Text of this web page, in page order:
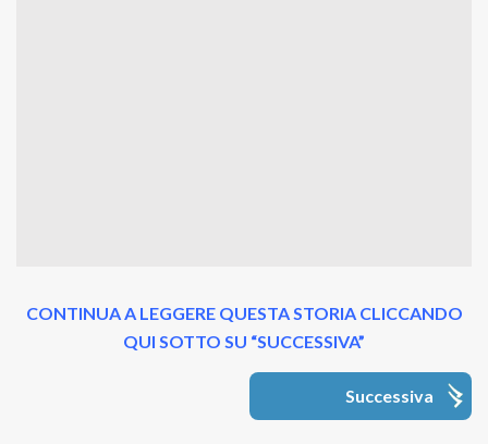
CONTINUA A LEGGERE QUESTA STORIA CLICCANDO
QUI SOTTO SU “SUCCESSIVA”
Successiva